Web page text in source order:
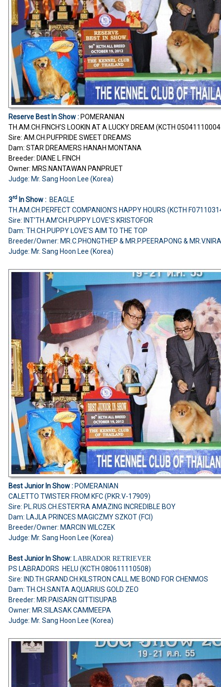
Reserve Best In Show :POMERANIAN
TH.AM.CH.FINCH’S LOOKIN AT A LUCKY DREAM (KCTH
Sire: AM.CH.PUFPRIDE SWEET DREAMS
Dam: STAR DREAMERS HANAH MONTANA
Breeder: DIANE L FINCH
Owner: MRS.NANTAWAN PANPRUET
Judge: Mr. Sang Hoon Lee (Korea)
3rd In Show : BEAGLE
TH.AM.CH.PERFECT COMPANION’S HAPPY HOURS (KCTH
Sire: INT’TH.AM’CH.PUPPY LOVE’S KRISTOFOR
Dam: TH.CH.PUPPY LOVE’S AIM TO THE TOP
Breeder/Owner: MR.C.PHONGTHEP & MR.P.PEERAPONG &
Judge: Mr. Sang Hoon Lee (Korea)
Best Junior In Show :POMERANIAN
CALETTO TWISTER FROM KFC (PKR.V-17909)
Sire: PL.RUS.CH.ESTER’RA AMAZING INCREDIBLE BOY
Dam: LAJLA PRINCES MAGICZMY SZKOT (FCI)
Breeder/Owner: MARCIN WILCZEK
Judge: Mr. Sang Hoon Lee (Korea)
Best Junior In Show: LABRADOR RETRIEVER
PS LABRADORS HELU (KCTH 080611110508)
Sire: IND.TH.GRAND.CH.KILSTRON CALL ME BOND FOR CHENMOS
Dam: TH.CH.SANTA AQUARIUS GOLD ZEO
Breeder: MR.PAISARN GITTISUPAB
Owner: MR.SILASAK CAMMEEPA
Judge: Mr. Sang Hoon Lee (Korea)